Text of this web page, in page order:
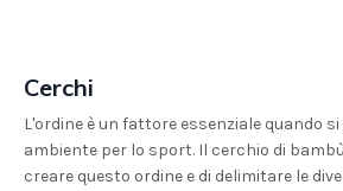
Cerchi
L'ordine è un fattore essenziale quando
ambiente per lo sport. Il cerchio di
creare questo ordine e di delimitare le